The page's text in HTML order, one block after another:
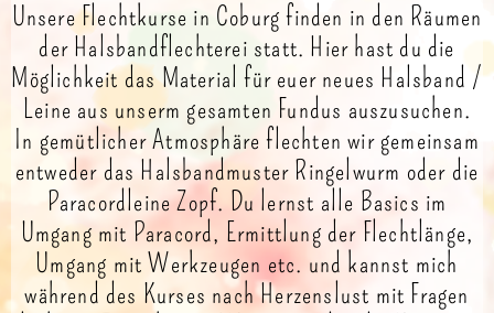
Unsere Flechtkurse in Coburg finden in den Räumen
der Halsbandflechterei statt. Hier hast du die
Möglichkeit das Material für euer neues Halsband /
Leine aus unserm gesamten Fundus auszusuchen.
In gemütlicher Atmosphäre flechten wir gemeinsam
entweder das Halsbandmuster Ringelwurm oder die
Paracordleine Zopf. Du lernst alle Basics im
Umgang mit Paracord, Ermittlung der Flechtlänge,
Umgang mit Werkzeugen etc. und kannst mich
während des Kurses nach Herzenslust mit Fragen